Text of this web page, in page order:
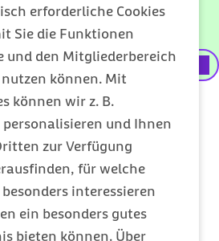
erforderliche Cookies
Sie die Funktionen
und den Mitgliederbereich
nutzen können. Mit
können wir z. B.
personalisieren und Ihnen
zur Verfügung
für welche
interessieren
ein besonders gutes
bieten können. Über
externer
Amazon
Antworten zur